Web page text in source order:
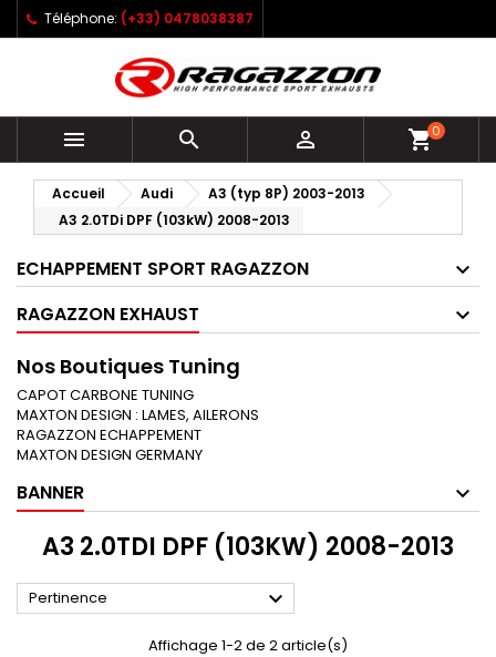
Téléphone: (+33) 0478038387
   shopping_cart0
Accueil Audi
A3 (typ 8P) 2003-2013
A3 2.0TDi DPF (103kW) 2008-2013
ECHAPPEMENT SPORT RAGAZZON
RAGAZZON EXHAUST
Nos Boutiques Tuning
CAPOT CARBONE TUNING
MAXTON DESIGN : LAMES, AILERONS
RAGAZZON ECHAPPEMENT
MAXTON DESIGN GERMANY
BANNER
A3 2.0TDI DPF (103KW) 2008-2013
Pertinence 
Affichage 1-2 de 2 article(s)